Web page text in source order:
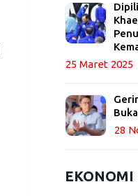
25 Maret 2025
28
EKONOMI